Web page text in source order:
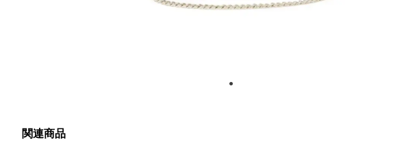
関連商品